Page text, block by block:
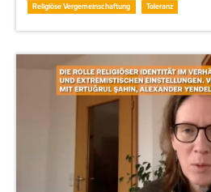
Religiöse Vergemeinschaftung
Toleranz